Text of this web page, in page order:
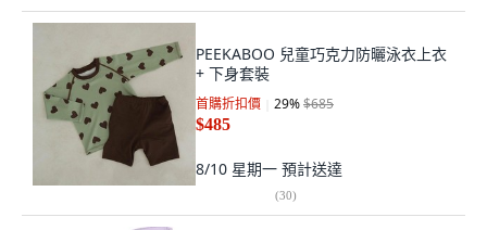
PEEKABOO 兒童巧克力防曬泳衣上衣
+ 下身套裝
首購折扣價 29%$685
$485
8/10 星期一 預計送達
(30)